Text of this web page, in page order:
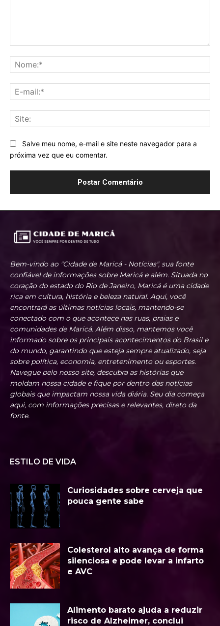
Salve meu nome, e-mail e site neste navegador para a
próxima vez que eu comentar.
Bem-vindo ao "Cidade de Maricá - Notícias", sua fonte
confiável de informações sobre Maricá e além. Situada no
coração do estado do Rio de Janeiro, Maricá é uma cidade
rica em cultura, história e beleza natural. Aqui, você
encontrará as últimas notícias locais, mantendo-se
conectado com o que acontece nas ruas, praias e
comunidades de Maricá. Além disso, mantemos você
informado sobre os principais acontecimentos do Brasil e
do mundo, garantindo que esteja sempre atualizado, seja
sobre política, economia, entretenimento ou esportes.
Navegue pelo nosso site, descubra as histórias que
moldam nossa cidade e fique por dentro das notícias
globais que impactam nossa vida diária. Seu dia começa
aqui, com informações precisas e relevantes, direto da
fonte.
ESTILO DE VIDA
Curiosidades sobre cerveja que
pouca gente sabe
Colesterol alto avança de forma
silenciosa e pode levar a infarto
e AVC
Alimento barato ajuda a reduzir
risco de Alzheimer, conclui